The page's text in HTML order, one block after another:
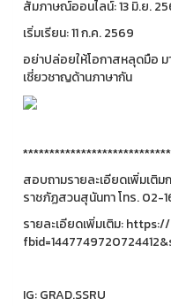
สัมภาษณ์ออนไลน์: 13 มิ.ย.
เริ่มเรียน: 11 ก.ค. 2569
อย่าปล่อยให้โอกาสหลุดมือ
เชี่ยวชาญด้านภาษากัน
สอบถามรายละเอียดเพิ่มเ
ราชภัฏสวนสุนันทา โทร. 02-
รายละเอียดเพิ่มเติม:
IG: GRAD.SSRU